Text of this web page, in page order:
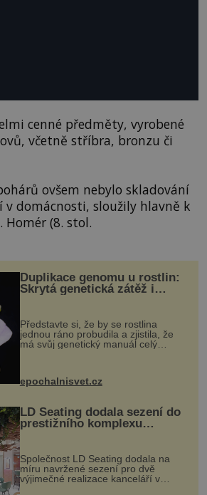
cenné předměty, vyrobené
včetně stříbra, bronzu či
ovšem nebylo skladování
domácnosti, sloužily hlavně k
(8. stol.
Duplikace genomu u rostlin:
Skrytá genetická zátěž i
Představte si, že by se rostlina
jednou ráno probudila a zjistila, že
má svůj genetický manuál celý
vstupenka...
epochalnisvet.cz
LD Seating dodala sezení do
prestižního komplexu
MediaCityUK v Salfordu
Společnost LD Seating dodala na
míru navržené sezení pro dvě
výjimečné realizace kanceláří v
areálu MediaCityUK v anglickém